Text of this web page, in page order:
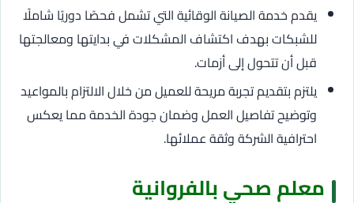
يقدم خدمة الصيانة الوقائية التي تشمل فحصًا دوريًا شاملًا
للشبكات بهدف اكتشاف المشكلات في بدايتها ومعالجتها
قبل أن تتحول إلى أزمات.
يلتزم بتقديم تجربة مريحة للعميل من خلال الالتزام بالمواعيد
وتوضيح تفاصيل العمل وضمان جودة الخدمة مما يعكس
احترافية الشركة وثقة عملائها.
معلم صحي بالفروانية